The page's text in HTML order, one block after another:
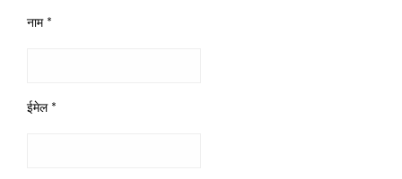
नाम *
ईमेल *